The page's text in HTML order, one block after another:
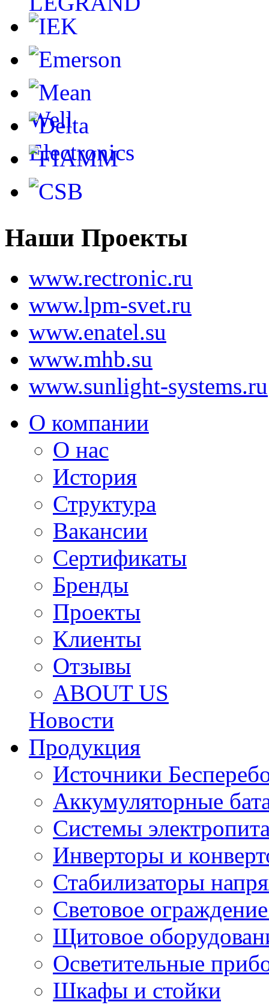
Наши Проекты
www.rectronic.ru
www.lpm-svet.ru
www.enatel.su
www.mhb.su
www.sunlight-systems.ru
О компании
О нас
История
Структура
Вакансии
Сертификаты
Бренды
Проекты
Клиенты
Отзывы
ABOUT US
Новости
Продукция
Источники
Аккумуляторные
Системы
Инверторы и
Стабилизаторы
Световое
Щитовое
Осветительные
Шкафы и стойки